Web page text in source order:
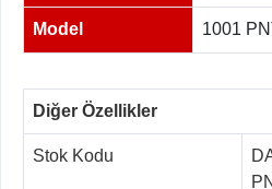
Model
1001
Diğer Özellikler
Stok Kodu